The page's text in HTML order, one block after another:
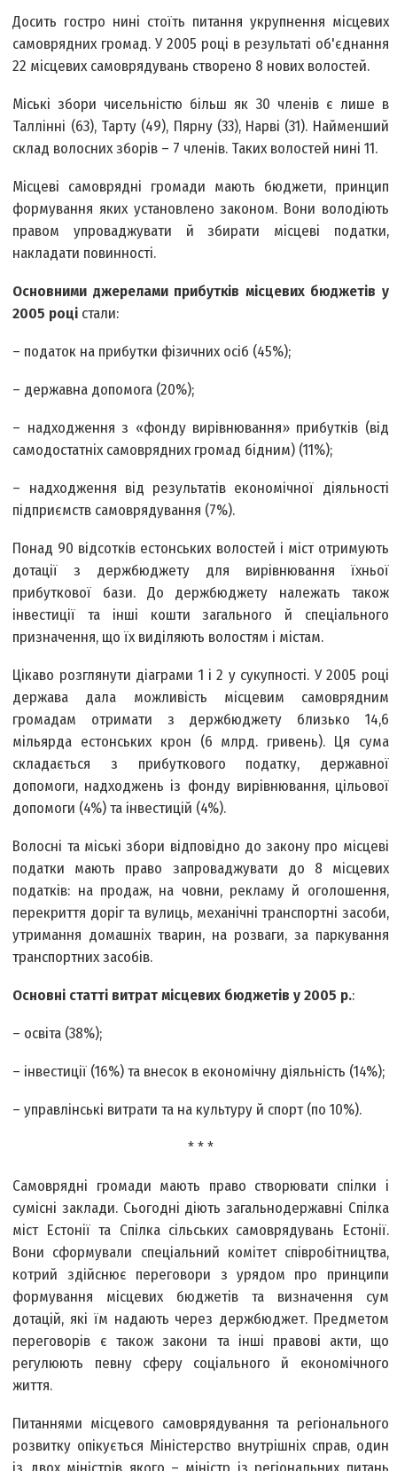
Досить гостро нині стоїть питання укрупнення місцевих
самоврядних громад. У 2005 році в результаті об'єднання
22 місцевих самоврядувань створено 8 нових волостей.
Міські збори чисельністю більш як 30 членів є лише в
Таллінні (63), Тарту (49), Пярну (33), Нарві (31). Найменший
склад волосних зборів – 7 членів. Таких волостей нині 11.
Місцеві самоврядні громади мають бюджети, принцип
формування яких установлено законом. Вони володіють
правом упроваджувати й збирати місцеві податки,
накладати повинності.
Основними джерелами прибутків місцевих бюджетів у
2005 році стали:
– податок на прибутки фізичних осіб (45%);
– державна допомога (20%);
– надходження з «фонду вирівнювання» прибутків (від
самодостатніх самоврядних громад бідним) (11%);
– надходження від результатів економічної діяльності
підприємств самоврядування (7%).
Понад 90 відсотків естонських волостей і міст отримують
дотації з держбюджету для вирівнювання їхньої
прибуткової бази. До держбюджету належать також
інвестиції та інші кошти загального й спеціального
призначення, що їх виділяють волостям і містам.
Цікаво розглянути діаграми 1 і 2 у сукупності. У 2005 році
держава дала можливість місцевим самоврядним
громадам отримати з держбюджету близько 14,6
мільярда естонських крон (6 млрд. гривень). Ця сума
складається з прибуткового податку, державної
допомоги, надходжень із фонду вирівнювання, цільової
допомоги (4%) та інвестицій (4%).
Волосні та міські збори відповідно до закону про місцеві
податки мають право запроваджувати до 8 місцевих
податків: на продаж, на човни, рекламу й оголошення,
перекриття доріг та вулиць, механічні транспортні засоби,
утримання домашніх тварин, на розваги, за паркування
транспортних засобів.
Основні статті витрат місцевих бюджетів у 2005 р.:
– освіта (38%);
– інвестиції (16%) та внесок в економічну діяльність (14%);
– управлінські витрати та на культуру й спорт (по 10%).
* * *
Самоврядні громади мають право створювати спілки і
сумісні заклади. Сьогодні діють загальнодержавні Спілка
міст Естонії та Спілка сільських самоврядувань Естонії.
Вони сформували спеціальний комітет співробітництва,
котрий здійснює переговори з урядом про принципи
формування місцевих бюджетів та визначення сум
дотацій, які їм надають через держбюджет. Предметом
переговорів є також закони та інші правові акти, що
регулюють певну сферу соціального й економічного
життя.
Питаннями місцевого самоврядування та регіонального
розвитку опікується Міністерство внутрішніх справ, один